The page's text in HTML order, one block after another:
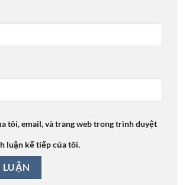
tôi, email, và trang web trong trình duyệt
luận kế tiếp của tôi.